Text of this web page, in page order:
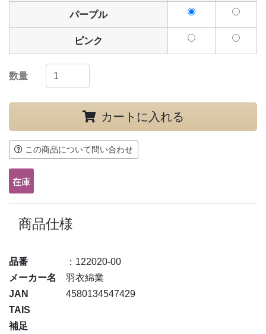
パープル
ピンク
数量
カートに入れる
この商品について問い合わせ
商品仕様
品番
：122020-00
メーカー名
羽衣綿業
JAN
4580134547429
TAIS
補足